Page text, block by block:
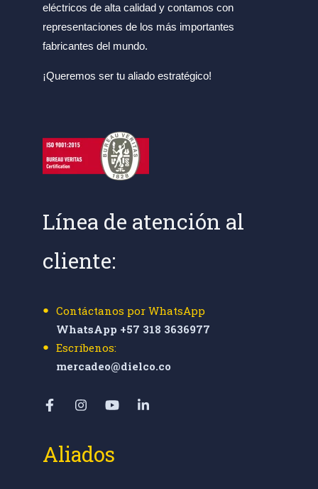
eléctricos de alta calidad y contamos con
representaciones de los más importantes
fabricantes del mundo.
¡Queremos ser tu aliado estratégico!
Línea de atención al
cliente:
Contáctanos por WhatsApp
WhatsApp +57 318 3636977
Escríbenos:
mercadeo@dielco.co
Aliados